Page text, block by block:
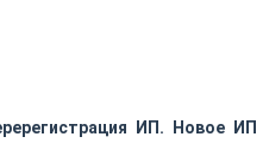
ИП. Новое ИП